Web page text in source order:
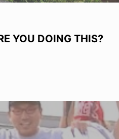
YOU DOING THIS?